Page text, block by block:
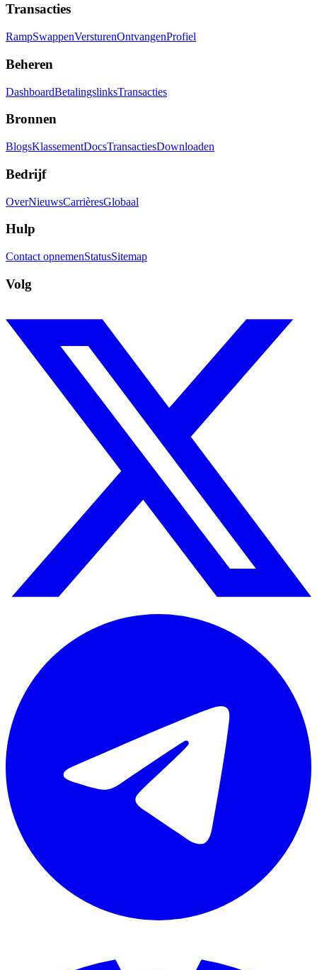
Transacties
RampSwappenVersturenOntvangenProfiel
Beheren
DashboardBetalingslinksTransacties
Bronnen
BlogsKlassementDocsTransactiesDownloaden
Bedrijf
OverNieuwsCarrièresGlobaal
Hulp
Contact opnemenStatusSitemap
Volg